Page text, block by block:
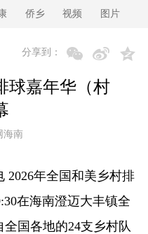
侨乡 视频 图片
分享到：
球嘉年华（村
海南
年全国和美乡村排
在海南澄迈大丰镇全
国各地的24支乡村队